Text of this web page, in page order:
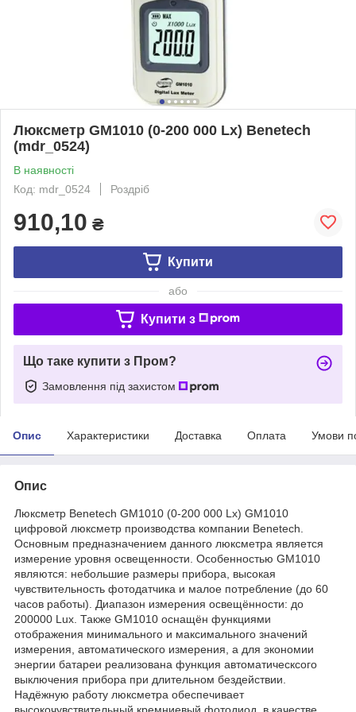
Люксметр GM1010 (0-200 000 Lx) Benetech
(mdr_0524)
В наявності
Код: mdr_0524
Роздріб
910,10 ₴
Купити
або
Купити з
Що таке купити з Пром?
Замовлення під захистом
Опис Характеристики Доставка Оплата Умови
Опис
Люксметр Benetech GM1010 (0-200 000 Lx) GM1010
цифровой люксметр производства компании Benetech.
Основным предназначением данного люксметра является
измерение уровня освещенности. Особенностью GM1010
являются: небольшие размеры прибора, высокая
чувствительность фотодатчика и малое потребление (до 60
часов работы). Диапазон измерения освещённости: до
200000 Lux. Также GM1010 оснащён функциями
отображения минимального и максимального значений
измерения, автоматического измерения, а для экономии
энергии батареи реализована функция автоматическсого
выключения прибора при длительном бездействии.
Надёжную работу люксметра обеспечивает
высокочувствительный кремниевый фотодиод, в качестве